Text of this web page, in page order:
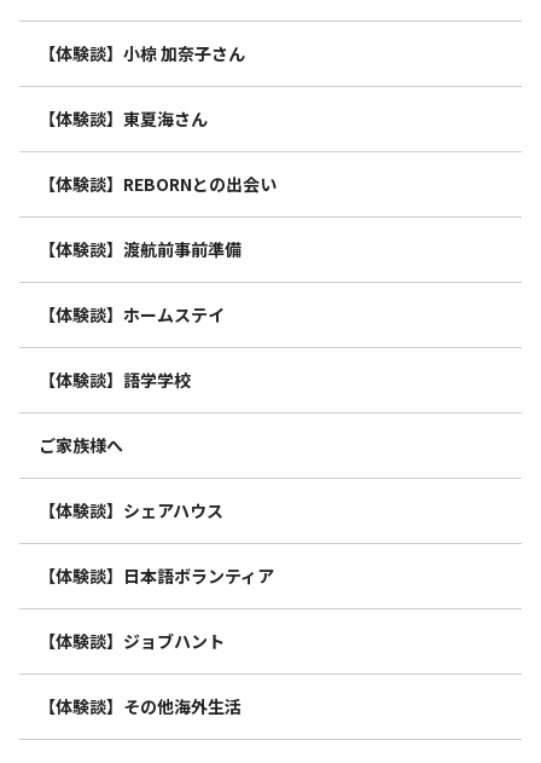
【体験談】小椋 加奈子さん
【体験談】東夏海さん
【体験談】REBORNとの出会い
【体験談】渡航前事前準備
【体験談】ホームステイ
【体験談】語学学校
ご家族様へ
【体験談】シェアハウス
【体験談】日本語ボランティア
【体験談】ジョブハント
【体験談】その他海外生活